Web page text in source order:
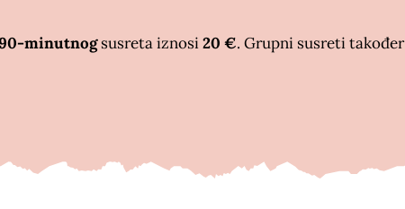
minutnogsusreta iznosi20 €. Grupni susreti također